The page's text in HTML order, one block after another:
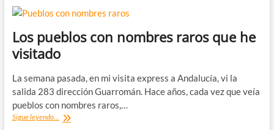
Los pueblos con nombres raros que he
visitado
La semana pasada, en mi visita express a Andalucía, vi la
salida 283 dirección Guarromán. Hace años, cada vez que veía
pueblos con nombres raros,…
Sigue leyendo... Los